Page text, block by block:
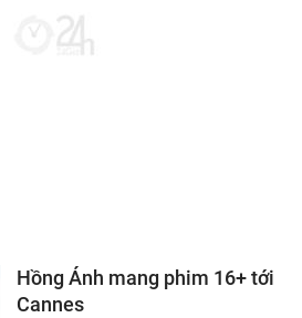
Hồng Ánh mang phim 16+ tới
Cannes